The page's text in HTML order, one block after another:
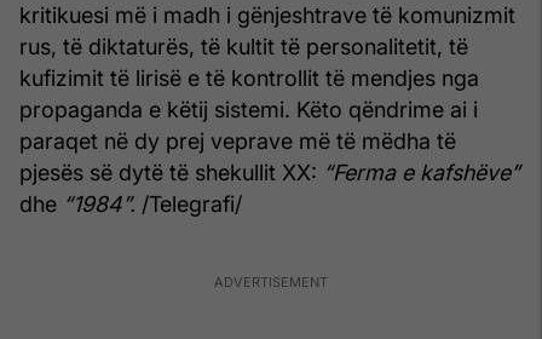
kritikuesi më i madh i gënjeshtrave të komunizmit
rus, të diktaturës, të kultit të personalitetit, të
kufizimit të lirisë e të kontrollit të mendjes nga
propaganda e këtij sistemi. Këto qëndrime ai i
paraqet në dy prej veprave më të mëdha të
pjesës së dytë të shekullit XX: “Ferma e kafshëve”
dhe “1984”. /Telegrafi/